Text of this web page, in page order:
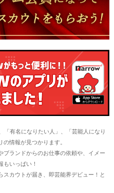
「有名になりたい人」、「芸能人になり
情報が見つかります。
ブランドからのお仕事の依頼や、イメー
もいっぱい！
カウトが届き、即芸能界デビュー！と